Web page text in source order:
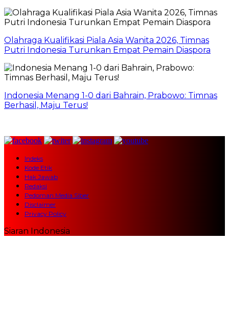
Olahraga Kualifikasi Piala Asia Wanita 2026, Timnas
Putri Indonesia Turunkan Empat Pemain Diaspora
Indonesia Menang 1-0 dari Bahrain, Prabowo: Timnas
Berhasil, Maju Terus!
Indeks
Kode Etik
Hak Jawab
Redaksi
Pedoman Media Siber
Disclaimer
Privacy Policy
Siaran Indonesia